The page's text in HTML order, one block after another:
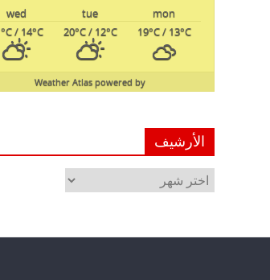
mon
tue
wed
19°C/ 13°C
20°C/ 12°C
°C/ 14°C
powered by
Weather Atlas
الأرشيف
الأرشيف